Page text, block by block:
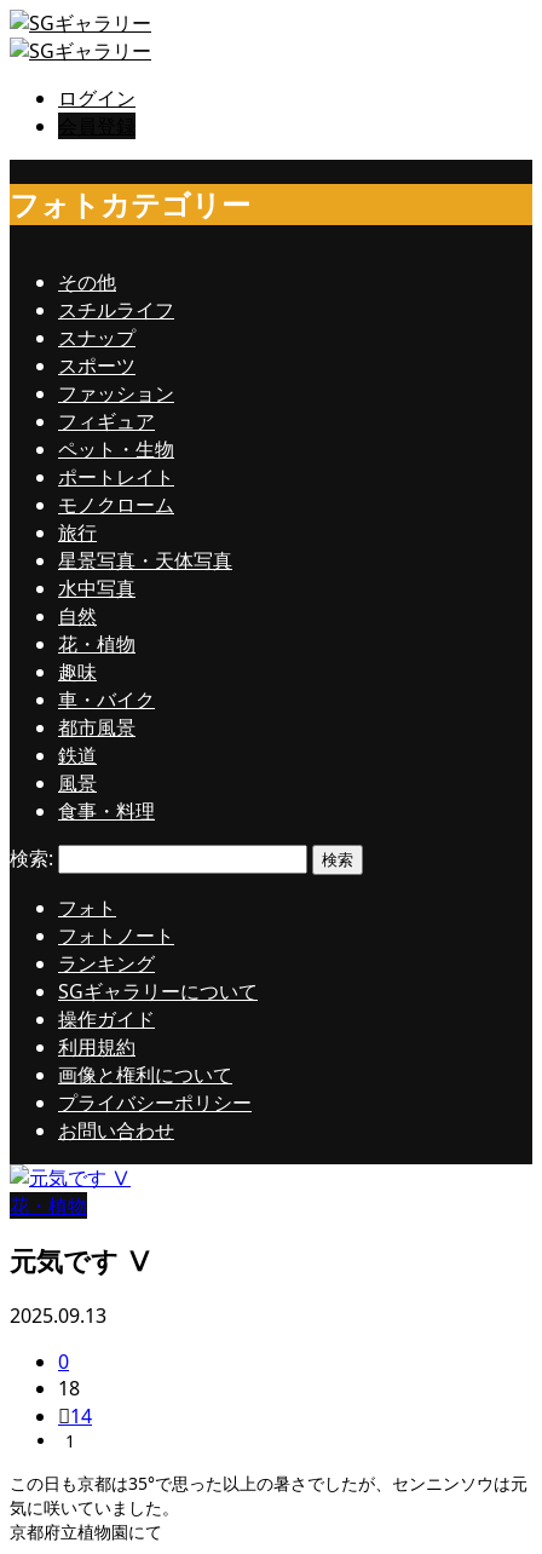
ログイン
フォトカテゴリー
その他
スチルライフ
スナップ
スポーツ
ファッション
フィギュア
ペット・生物
ポートレイト
モノクローム
旅行
星景写真・天体写真
水中写真
自然
花・植物
趣味
車・バイク
都市風景
鉄道
風景
食事・料理
フォト
フォトノート
ランキング
SGギャラリーについて
操作ガイド
利用規約
画像と権利について
プライバシーポリシー
お問い合わせ
検索:
花・植物
元気です Ⅴ
2025.09.13
0
18
14
1
この日も京都は35°で思った以上の暑さでしたが、センニンソウは元
気に咲いていました。
京都府立植物園にて